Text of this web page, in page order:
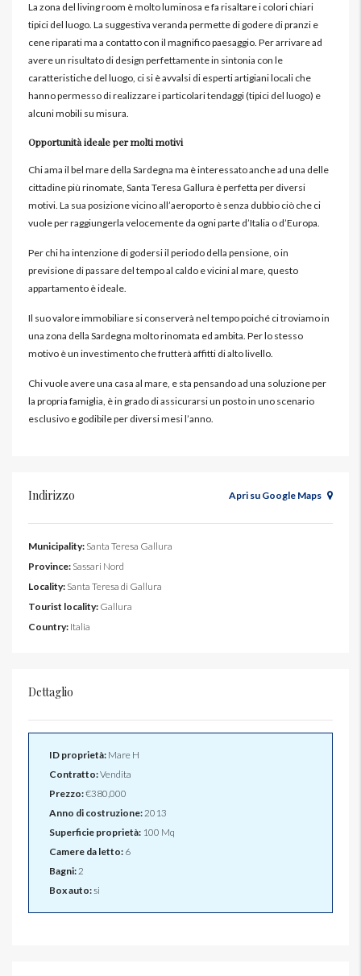
La zona del living room è molto luminosa e fa risaltare i colori chiari
tipici del luogo. La suggestiva veranda permette di godere di pranzi e
cene riparati ma a contatto con il magnifico paesaggio. Per arrivare ad
avere un risultato di design perfettamente in sintonia con le
caratteristiche del luogo, ci si è avvalsi di esperti artigiani locali che
hanno permesso di realizzare i particolari tendaggi (tipici del luogo) e
alcuni mobili su misura.
Opportunità ideale per molti motivi
Chi ama il bel mare della Sardegna ma è interessato anche ad una delle
cittadine più rinomate, Santa Teresa Gallura è perfetta per diversi
motivi. La sua posizione vicino all’aeroporto è senza dubbio ciò che ci
vuole per raggiungerla velocemente da ogni parte d’Italia o d’Europa.
Per chi ha intenzione di godersi il periodo della pensione, o in
previsione di passare del tempo al caldo e vicini al mare, questo
appartamento è ideale.
Il suo valore immobiliare si conserverà nel tempo poiché ci troviamo in
una zona della Sardegna molto rinomata ed ambita. Per lo stesso
motivo è un investimento che frutterà affitti di alto livello.
Chi vuole avere una casa al mare, e sta pensando ad una soluzione per
la propria famiglia, è in grado di assicurarsi un posto in uno scenario
esclusivo e godibile per diversi mesi l’anno.
Indirizzo Apri su Google Maps
Municipality: Santa Teresa Gallura
Province: Sassari Nord
Locality: Santa Teresa di Gallura
Tourist locality: Gallura
Country: Italia
Dettaglio
ID proprietà: Mare H
Contratto:Vendita
Prezzo:€380,000
Anno di costruzione:2013
Superficie proprietà: 100 Mq
Camere da letto: 6
Bagni:2
Box auto:si